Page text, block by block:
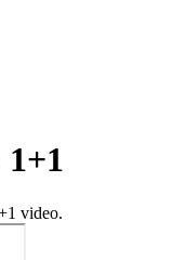
1+1
video.